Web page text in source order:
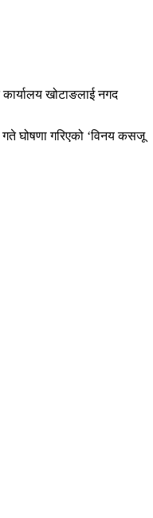
खोटाङलाई नगद
गते घोषणा गरिएको ‘विनय कसजू